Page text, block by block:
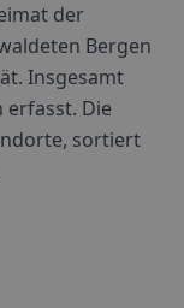
der
Bergen
Insgesamt
erfasst. Die
sortiert